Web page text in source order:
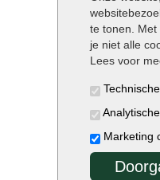
te tonen. Met
je niet alle
Lees voor
Marketing
Siertegels
Stoeptegels
Straattegels
Terrastegels
Buitentegels
Grote